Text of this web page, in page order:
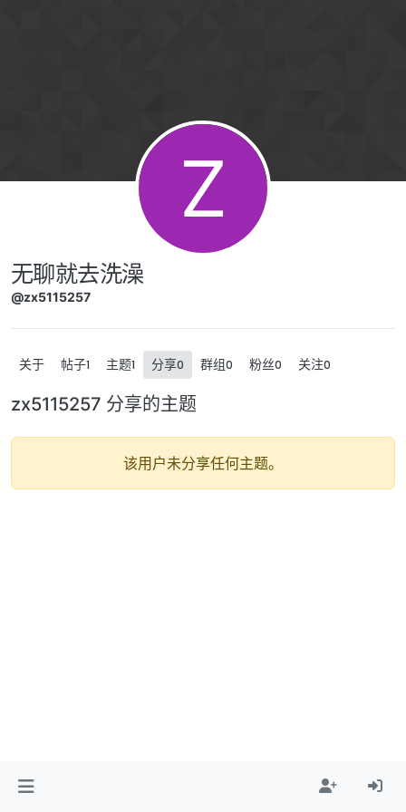
Z
无聊就去洗澡
@zx5115257
关于 帖子1 主题1 分享0 群组0 粉丝0 关注0
zx5115257 分享的主题
该用户未分享任何主题。